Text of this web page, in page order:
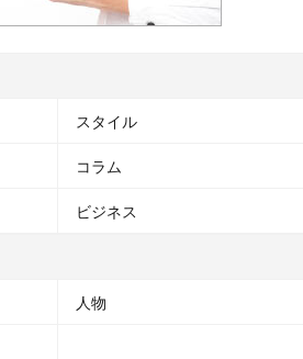
スタイル
コラム
ビジネス
人物